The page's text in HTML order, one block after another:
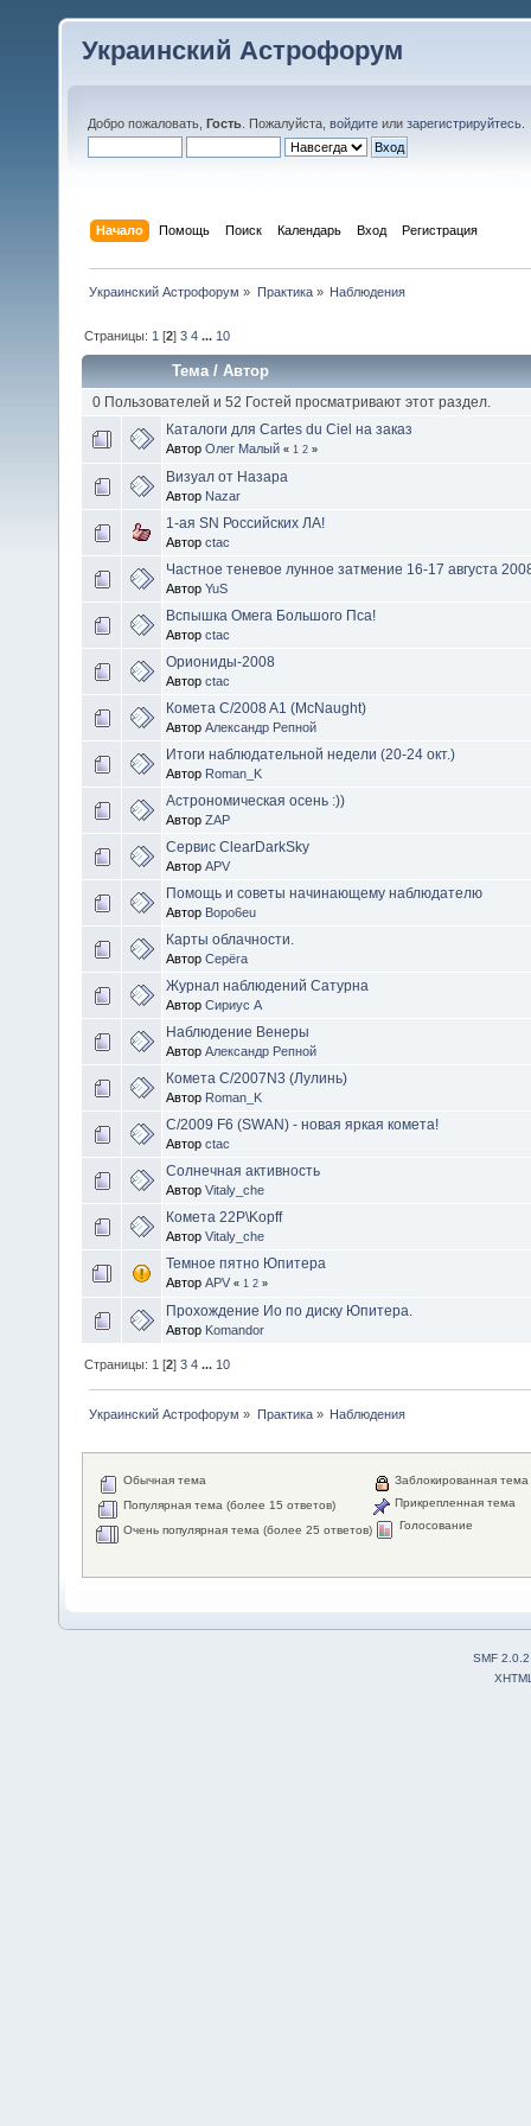
Украинский Астрофорум
Добро пожаловать, Гость . Пожалуйста, войдите или зарегистрируйтесь
Начало Помощь Поиск Календарь Вход Регистрация
Украинский Астрофорум » Практика» Наблюдения
Страницы: 1 [2]3 4 ... 10
Тема/Автор
0 Пользователей и 52 Гостей просматривают этот раздел.
Каталоги для Cartes du Ciel на заказ
Автор Олег Малый « 1 2 »
Визуал от Назара
Автор Nazar
1-ая SN Российских ЛА!
Автор ctac
Частное теневое лунное затмение 16-17 августа
Автор YuS
Вспышка Омега Большого Пса!
Автор ctac
Ориониды-2008
Автор ctac
Комета C/2008 A1 (McNaught)
Автор Александр Репной
Итоги наблюдательной недели (20-24 окт.)
Автор Roman_K
Астрономическая осень :))
Автор ZAP
Сервис ClearDarkSky
Автор APV
Помощь и советы начинающему наблюдателю
Автор Bopo6eu
Карты облачности.
Автор Серёга
Журнал наблюдений Сатурна
Автор Сириус А
Наблюдение Венеры
Автор Александр Репной
Комета C/2007N3 (Лулинь)
Автор Roman_K
C/2009 F6 (SWAN) - новая яркая комета!
Автор ctac
Солнечная активность
Автор Vitaly_che
Комета 22Р\Kopff
Автор Vitaly_che
Темное пятно Юпитера
Автор APV « 1 2 »
Прохождение Ио по диску Юпитера.
Автор Komandor
Страницы: 1 [2]3 4 ... 10
Украинский Астрофорум » Практика» Наблюдения
Обычная тема
Популярная тема (более 15 ответов)
Очень популярная тема (более 25 ответов)
Заблокированная тема
Прикрепленная тема
Голосование
SMF 2.0.2